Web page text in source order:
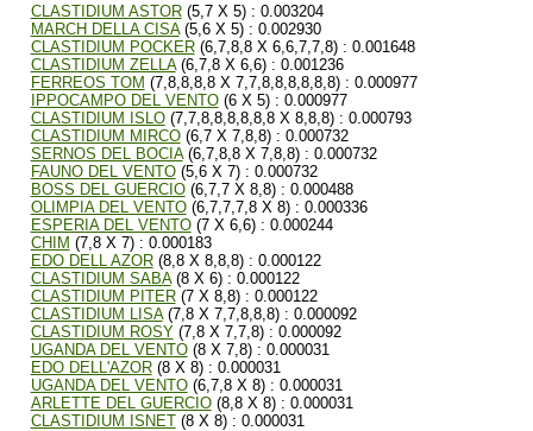
CLASTIDIUM ASTOR(5,7 X 5) : 0.003204
MARCH DELLA CISA(5,6 X 5) : 0.002930
CLASTIDIUM POCKER(6,7,8,8 X 6,6,7,7,8) : 0.001648
CLASTIDIUM ZELLA(6,7,8 X 6,6) : 0.001236
FERREOS TOM (7,8,8,8,8 X 7,7,8,8,8,8,8,8) : 0.000977
IPPOCAMPO DEL VENTO(6 X 5) : 0.000977
CLASTIDIUM ISLO(7,7,8,8,8,8,8,8 X 8,8,8) : 0.000793
CLASTIDIUM MIRCO(6,7 X 7,8,8) : 0.000732
SERNOS DEL BOCIA(6,7,8,8 X 7,8,8) : 0.000732
FAUNO DEL VENTO(5,6 X 7) : 0.000732
BOSS DEL GUERCIO(6,7,7 X 8,8) : 0.000488
OLIMPIA DEL VENTO(6,7,7,7,8 X 8) : 0.000336
ESPERIA DEL VENTO(7 X 6,6) : 0.000244
CHIM (7,8 X 7) : 0.000183
EDO DELL AZOR(8,8 X 8,8,8) : 0.000122
CLASTIDIUM SABA(8 X 6) : 0.000122
CLASTIDIUM PITER(7 X 8,8) : 0.000122
CLASTIDIUM LISA(7,8 X 7,7,8,8,8) : 0.000092
CLASTIDIUM ROSY(7,8 X 7,7,8) : 0.000092
UGANDA DEL VENTO(8 X 7,8) : 0.000031
EDO DELL'AZOR(8 X 8) : 0.000031
UGANDA DEL VENTO(6,7,8 X 8) : 0.000031
ARLETTE DEL GUERCIO(8,8 X 8) : 0.000031
CLASTIDIUM ISNET(8 X 8) : 0.000031